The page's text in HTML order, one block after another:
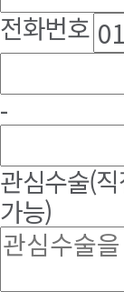
전화번호
-
관심수술(
가능)